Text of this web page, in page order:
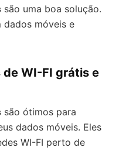
são uma boa solução.
dados móveis e
WI-FI grátis e
são ótimos para
dados móveis. Eles
WI-FI perto de